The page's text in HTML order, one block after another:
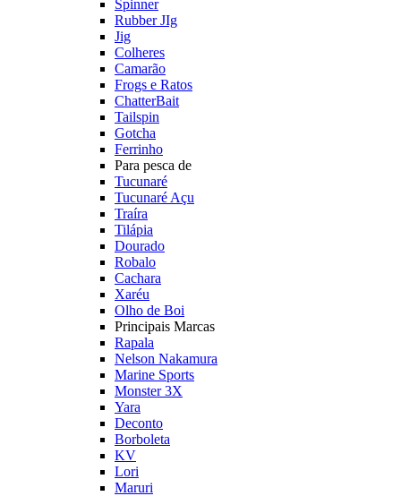
Spinner
Rubber JIg
Jig
Colheres
Camarão
Frogs e Ratos
ChatterBait
Tailspin
Gotcha
Ferrinho
Para pesca de
Tucunaré
Tucunaré Açu
Traíra
Tilápia
Dourado
Robalo
Cachara
Xaréu
Olho de Boi
Principais Marcas
Rapala
Nelson Nakamura
Marine Sports
Monster 3X
Yara
Deconto
Borboleta
KV
Lori
Maruri